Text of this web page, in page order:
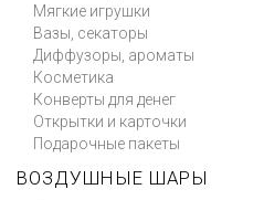
Мягкие игрушки
Вазы, секаторы
Диффузоры, ароматы
Косметика
Конверты для денег
Открытки и карточки
Подарочные пакеты
ВОЗДУШНЫЕ ШАРЫ